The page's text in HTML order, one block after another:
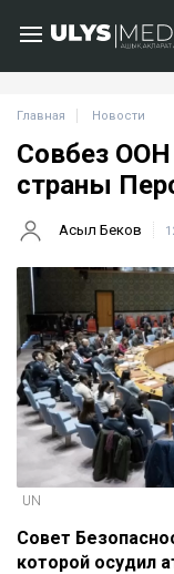
Главная Новости
Совбез ООН
страны
Асыл Беков
UN
Совет
которой осудил